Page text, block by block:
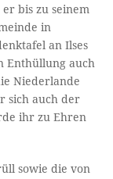
bis zu seinem
in
an Ilses
Enthüllung auch
Niederlande
sich auch der
ihr zu Ehren
sowie die von